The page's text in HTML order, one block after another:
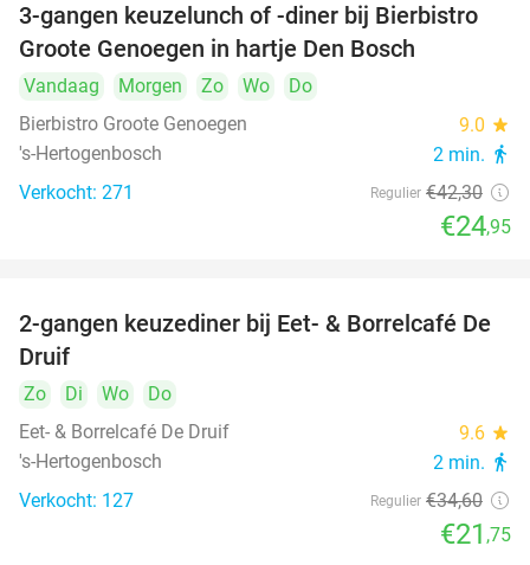
41%
3-gangen keuzelunch of -diner bij Bierbistro
Groote Genoegen in hartje Den Bosch
Vandaag Morgen Zo Wo
Do
Bierbistro Groote Genoegen
9.0 star
's-Hertogenbosch 2 min. directions_walk
Verkocht: 271 Regulier €42,30
€24,95
37%
2-gangen keuzediner bij Eet- & Borrelcafé De
Druif
Zo Di Wo
Do
Eet- & Borrelcafé De Druif
9.6 star
's-Hertogenbosch 2 min. directions_walk
Verkocht: 127 Regulier €34,60
€21 ,75